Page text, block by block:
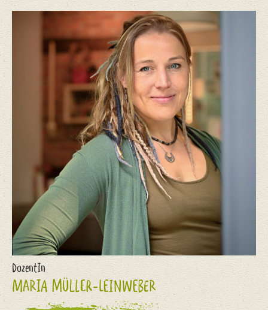
DozentIn
MARIA MÜLLER-LEINWEBER